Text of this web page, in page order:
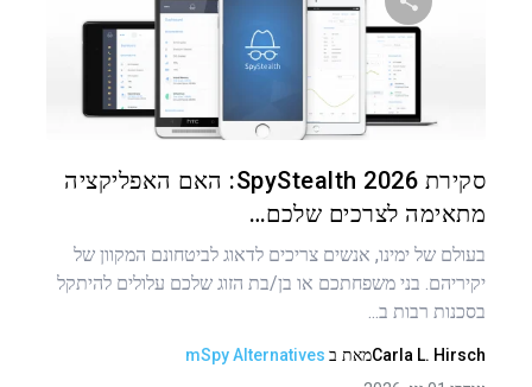
שתף מאמר זה
סקירת SpyStealth 2026: האם האפליקציה
מתאימה לצרכים שלכם…
בעולם של ימינו, אנשים צריכים לדאוג לביטחונם המקוון של
יקיריהם. בני משפחתכם או בן/בת הזוג שלכם עלולים להיתקל
בסכנות רבות ב...
Carla L. Hirschמאת ב mSpy Alternatives